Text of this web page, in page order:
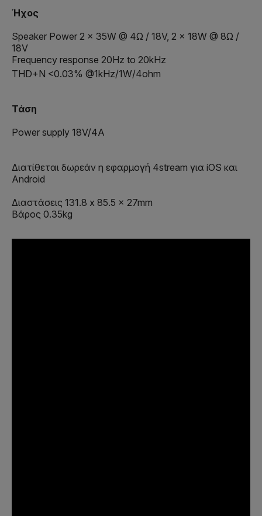
Ήχος
Speaker Power 2 x 35W @ 4Ω / 18V, 2 x 18W @ 8Ω /
18V
Frequency response 20Hz to 20kHz
THD+Ν <0.03% @1kHz/1W/4ohm
Τάση
Power supply 18V/4A
Διατίθεται δωρεάν η εφαρμογή 4stream για iOS και
Android
Διαστάσεις 131.8 x 85.5 x 27mm
Βάρος 0.35kg